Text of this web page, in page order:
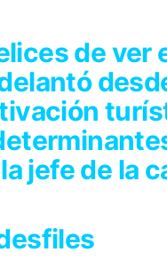
de ver
jefe de la